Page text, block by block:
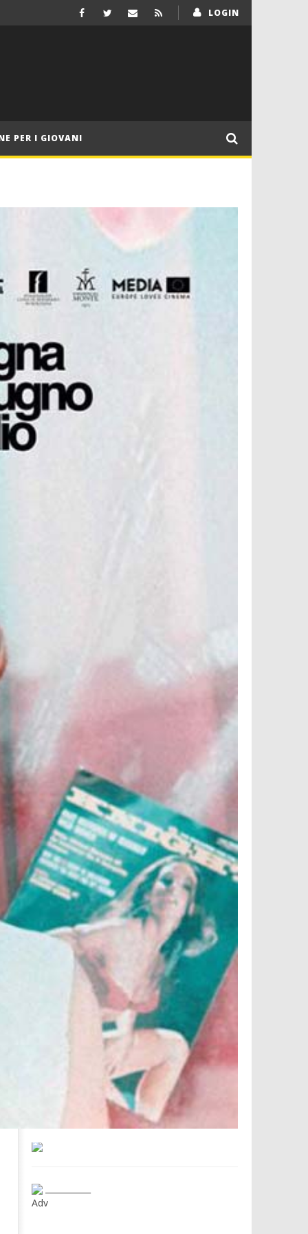
LOGIN
PER I GIOVANI
___________
Adv